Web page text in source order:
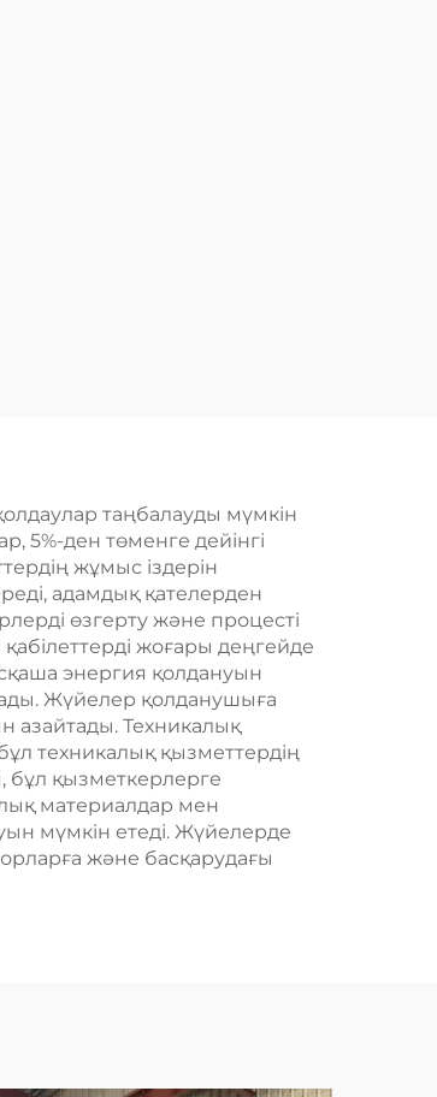
таңбалауды мүмкін
5%-ден төменге дейінгі
жұмыс іздерін
адамдық қателерден
өзгерту және процесті
жоғары деңгейде
энергия қолдануын
Жүйелер қолданушыға
азайтады. Техникалық
техникалық қызметтердің
бұл қызметкерлерге
материалдар мен
мүмкін етеді. Жүйелерде
және басқарудағы